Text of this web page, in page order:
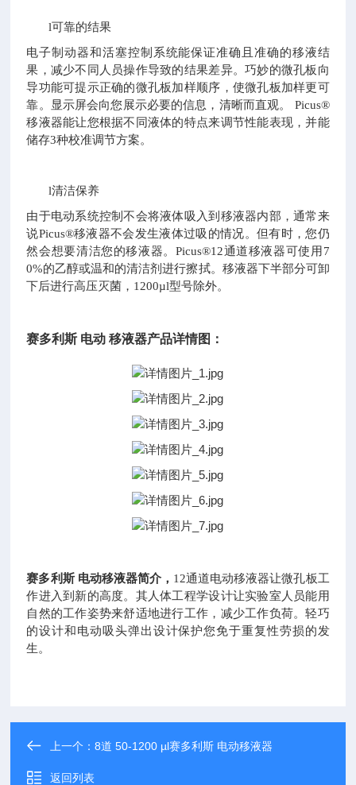
l可靠的结果
电子制动器和活塞控制系统能保证准确且准确的移液结
果，减少不同人员操作导致的结果差异。巧妙的微孔板向
导功能可提示正确的微孔板加样顺序，使微孔板加样更可
靠。显示屏会向您展示必要的信息，清晰而直观。
Picus®
移液器能让您根据不同液体的特点来调节性能表现，并能
储存3种校准调节方案。
l清洁保养
由于电动系统控制不会将液体吸入到移液器内部，通常来
说Picus®移液器不会发生液体过吸的情况。但有时，您仍
然会想要清洁您的移液器。Picus®12通道移液器可使用7
0%的乙醇或温和的清洁剂进行擦拭。移液器下半部分可卸
下后进行高压灭菌，1200µl型号除外。
赛多利斯 电动 移液器产品详情图：
赛多利斯 电动移液器简介， 12通道电动移液器让微孔板工
作进入到新的高度。其人体工程学设计让实验室人员能用
自然的工作姿势来舒适地进行工作，减少工作负荷。轻巧
的设计和电动吸头弹出设计保护您免于重复性劳损的发
生。
上一个：8道 50-1200 µl赛多利斯 电动移液器
返回列表